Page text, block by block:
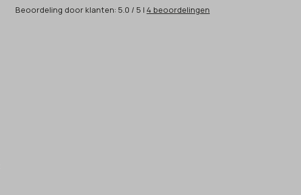
Beoordeling door klanten: 5.0 / 5 | 4 beoordelingen